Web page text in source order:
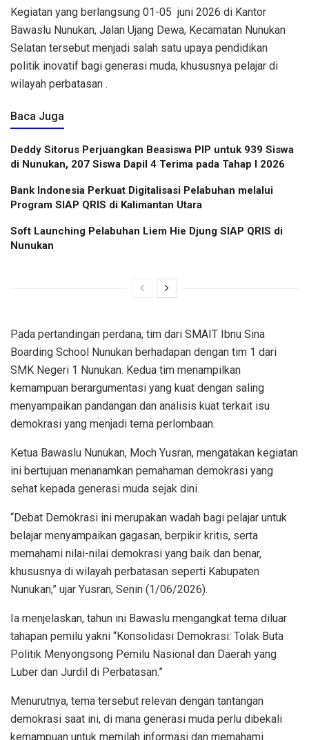
Kegiatan yang berlangsung 01-05 juni 2026 di Kantor
Bawaslu Nunukan, Jalan Ujang Dewa, Kecamatan Nunukan
Selatan tersebut menjadi salah satu upaya pendidikan
politik inovatif bagi generasi muda, khususnya pelajar di
wilayah perbatasan .
Baca Juga
Deddy Sitorus Perjuangkan Beasiswa PIP untuk 939 Siswa
di Nunukan, 207 Siswa Dapil 4 Terima pada Tahap I 2026
Bank Indonesia Perkuat Digitalisasi Pelabuhan melalui
Program SIAP QRIS di Kalimantan Utara
Soft Launching Pelabuhan Liem Hie Djung SIAP QRIS di
Nunukan
Pada pertandingan perdana, tim dari SMAIT Ibnu Sina
Boarding School Nunukan berhadapan dengan tim 1 dari
SMK Negeri 1 Nunukan. Kedua tim menampilkan
kemampuan berargumentasi yang kuat dengan saling
menyampaikan pandangan dan analisis kuat terkait isu
demokrasi yang menjadi tema perlombaan.
Ketua Bawaslu Nunukan, Moch Yusran, mengatakan kegiatan
ini bertujuan menanamkan pemahaman demokrasi yang
sehat kepada generasi muda sejak dini.
“Debat Demokrasi ini merupakan wadah bagi pelajar untuk
belajar menyampaikan gagasan, berpikir kritis, serta
memahami nilai-nilai demokrasi yang baik dan benar,
khususnya di wilayah perbatasan seperti Kabupaten
Nunukan,” ujar Yusran, Senin (1/06/2026).
Ia menjelaskan, tahun ini Bawaslu mengangkat tema diluar
tahapan pemilu yakni “Konsolidasi Demokrasi: Tolak Buta
Politik Menyongsong Pemilu Nasional dan Daerah yang
Luber dan Jurdil di Perbatasan.”
Menurutnya, tema tersebut relevan dengan tantangan
demokrasi saat ini, di mana generasi muda perlu dibekali
kemampuan untuk memilah informasi dan memahami